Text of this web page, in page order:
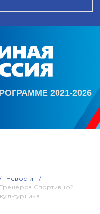
2021-2026
Новости
Спортивной